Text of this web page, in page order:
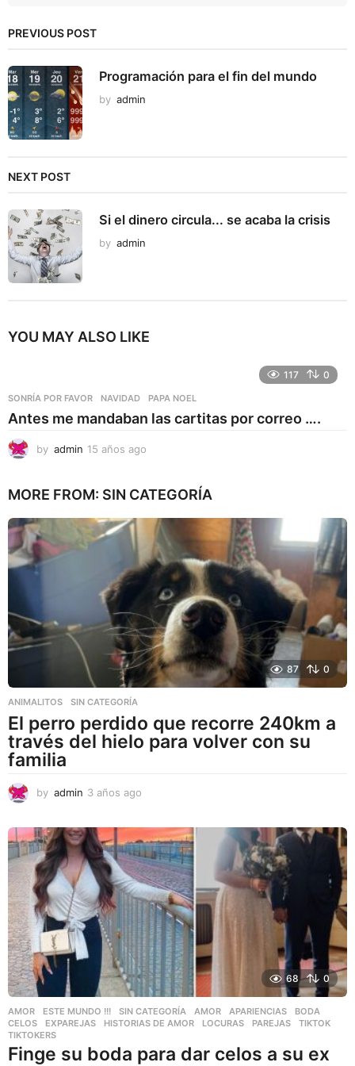
PREVIOUS POST
Programación para el fin del mundo
by admin
NEXT POST
Si el dinero circula... se acaba la crisis
by admin
YOU MAY ALSO LIKE
117 0
SONRÍA POR FAVOR NAVIDAD ,PAPA NOEL
Antes me mandaban las cartitas por correo ….
by admin 15 años ago
ñ
g
o
MORE FROM: SIN CATEGORÍA
87 0
ANIMALITOS ,SIN CATEGORÍA
El perro perdido que recorre 240km a
través del hielo para volver con su
familia
by admin 3 años ago
o
s
a
g
o
68 0
AMOR ,ESTE MUNDO !!! ,SIN CATEGORÍA AMOR ,APARIENCIAS ,BODA
CELOS
,EXPAREJAS ,HISTORIAS DE AMOR ,LOCURAS ,PAREJAS ,TIKTOK
TIKTOKERS
Finge su boda para dar celos a su ex